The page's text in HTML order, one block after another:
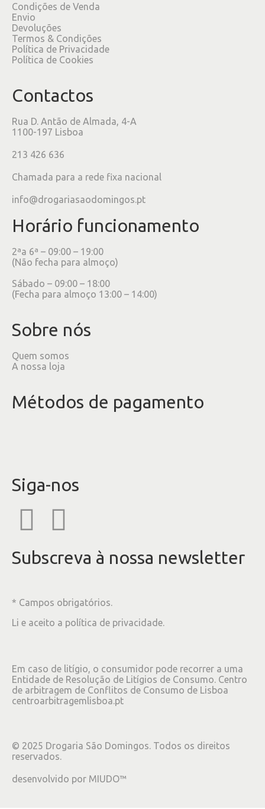
Condições de Venda
Envio
Devoluções
Termos & Condições
Política de Privacidade
Política de Cookies
Contactos
Rua D. Antão de Almada, 4-A
1100-197 Lisboa
213 426 636
Chamada para a rede fixa nacional
info@drogariasaodomingos.pt
Horário funcionamento
2ªa 6ª – 09:00 – 19:00
(Não fecha para almoço)
Sábado – 09:00 – 18:00
(Fecha para almoço 13:00 – 14:00)
Sobre nós
Quem somos
A nossa loja
Métodos de pagamento
Siga-nos
Subscreva à nossa newsletter
* Campos obrigatórios.
Li e aceito a política de privacidade.
Em caso de litígio, o consumidor pode recorrer a uma
Entidade de Resolução de Litígios de Consumo. Centro
de arbitragem de Conflitos de Consumo de Lisboa
centroarbitragemlisboa.pt
© 2025 Drogaria São Domingos. Todos os direitos
reservados.
desenvolvido por MIUDO™